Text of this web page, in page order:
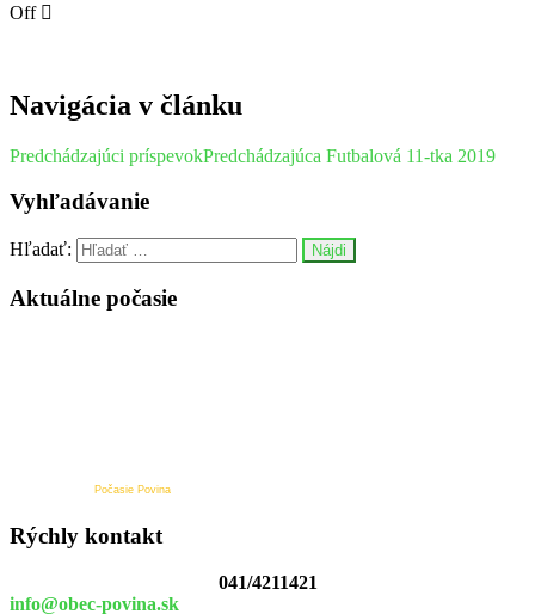
Off
Navigácia v článku
Predchádzajúci príspevokPredchádzajúca Futbalová 11-tka 2019
Vyhľadávanie
Hľadať:
Aktuálne počasie
Počasie Povina
Rýchly kontakt
041/4211421
info@obec-povina.sk